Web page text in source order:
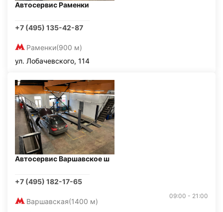
Автосервис Раменки
+7 (495) 135-42-87
Раменки(900 м)
ул. Лобачевского, 114
Автосервис Варшавское ш
+7 (495) 182-17-65
Варшавская(1400 м)
09:00 - 21:00